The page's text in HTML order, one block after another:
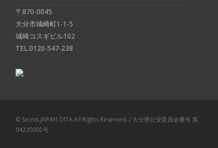
〒870-0045
大分市城崎町1-1-5
城崎コスギビル102
TEL.0120-547-238
© Secret.JAPAN.OITA.All Rights Reserved. / 大分県公安委員会番号 第
94230002号